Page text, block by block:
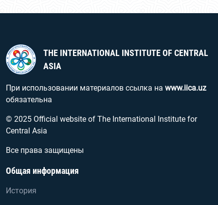
THE INTERNATIONAL INSTITUTE OF CENTRAL
ASIA
При использовании материалов ссылка на www.iica.uz
обязательна
© 2025 Official website of The International Institute for
Central Asia
Все права защищены
Общая информация
История